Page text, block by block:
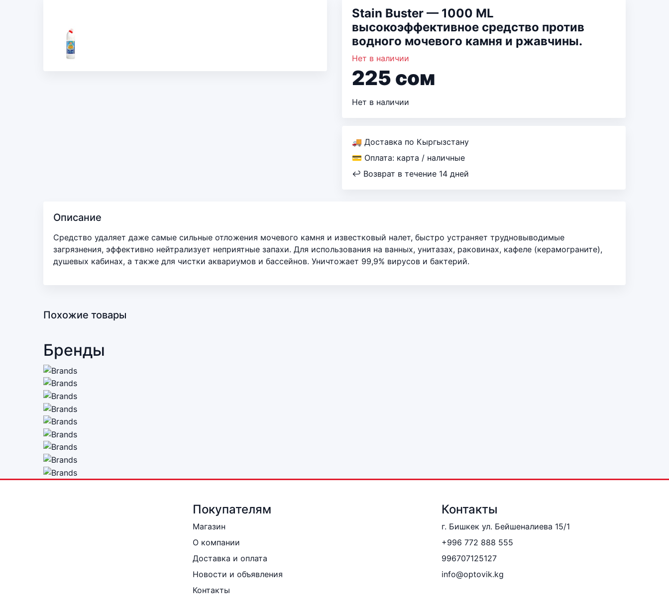
Stain Buster — 1000 ML
высокоэффективное средство против
водного мочевого камня и ржавчины.
Нет в наличии
225 сом
Нет в наличии
🚚 Доставка по Кыргызстану
💳 Оплата: карта / наличные
↩ Возврат в течение 14 дней
Описание
Средство удаляет даже самые сильные отложения мочевого камня и известковый налет, быстро устраняет трудновыводимые
загрязнения, эффективно нейтрализует неприятные запахи. Для использования на ванных, унитазах, раковинах, кафеле (керамограните),
душевых кабинах, а также для чистки аквариумов и бассейнов. Уничтожает 99,9% вирусов и бактерий.
Похожие товары
Бренды
Покупателям
Магазин
О компании
Доставка и оплата
Новости и объявления
Контакты
Контакты
г. Бишкек ул. Бейшеналиева 15/1
+996 772 888 555
996707125127
info@optovik.kg